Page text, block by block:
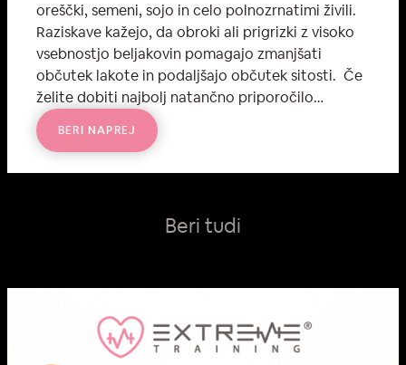
oreščki, semeni, sojo in celo polnozrnatimi živili.
Raziskave kažejo, da obroki ali prigrizki z visoko
vsebnostjo beljakovin pomagajo zmanjšati
občutek lakote in podaljšajo občutek sitosti. Če
želite dobiti najbolj natančno priporočilo…
BERI NAPREJ
:
E
S
V
A
Z
D
Beri tudi